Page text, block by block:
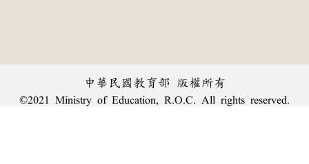
中華民國教育部 版權所有
©2021 Ministry of Education, R.O.C. All rights reserved.